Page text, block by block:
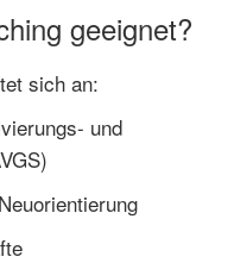
geeignet?
sich an:
und